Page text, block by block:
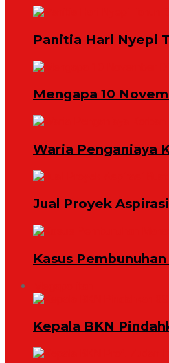
Panitia Hari Nyepi
Mengapa 10
Waria Penganiaya
Jual Proyek
Kasus
Kepala BKN